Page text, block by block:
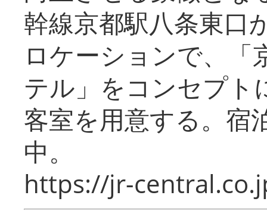
幹線京都駅八条東口
ロケーションで、「
テル」をコンセプト
客室を用意する。宿
中。
https://jr-